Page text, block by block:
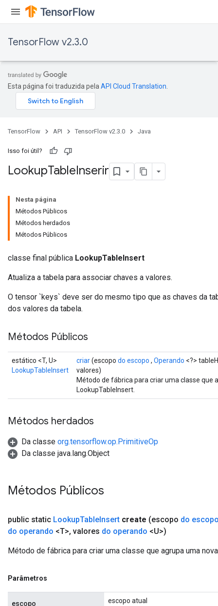
TensorFlow v2.3.0
Esta página foi traduzida pela API Cloud Translation
TensorFlow API TensorFlow v2.3.0 Java
Isso foi útil?
LookupTableInserir
Nesta página
Métodos Públicos
Métodos herdados
Métodos Públicos
classe final pública LookupTableInsert
Atualiza a tabela para associar chaves a valores.
O tensor `keys` deve ser do mesmo tipo que as chaves da
dos valores da tabela.
Métodos Públicos
estático <T, U>
LookupTableInsert
criar(escopo do escopo , Operando <?>
valores)
Método de fábrica para criar uma classe que
LookupTableInsert.
Métodos herdados
Da classe org.tensorflow.op.PrimitiveOp
Da classe java.lang.Object
Métodos Públicos
public static LookupTableInsert create (escopo do
do operando <T>, valores do operando <U>)
Método de fábrica para criar uma classe que agrupa uma
Parâmetros
escopo escopo atual